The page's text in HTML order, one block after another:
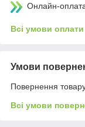
Онлайн-
Всі умови оплати
Умови
Повернення
Всі умови